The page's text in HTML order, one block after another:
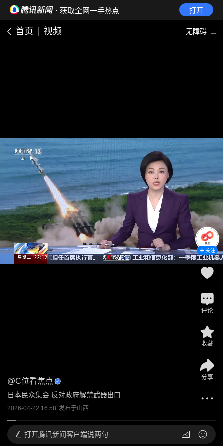
· 获取全网一手热点 打开
首页 视频 无障碍
@C位看焦点
日本民众集会 反对政府解禁武器出口
2026-04-22 16:58 发布于山西
关注
评论
收藏
分享
打开腾讯新闻客户端说两句